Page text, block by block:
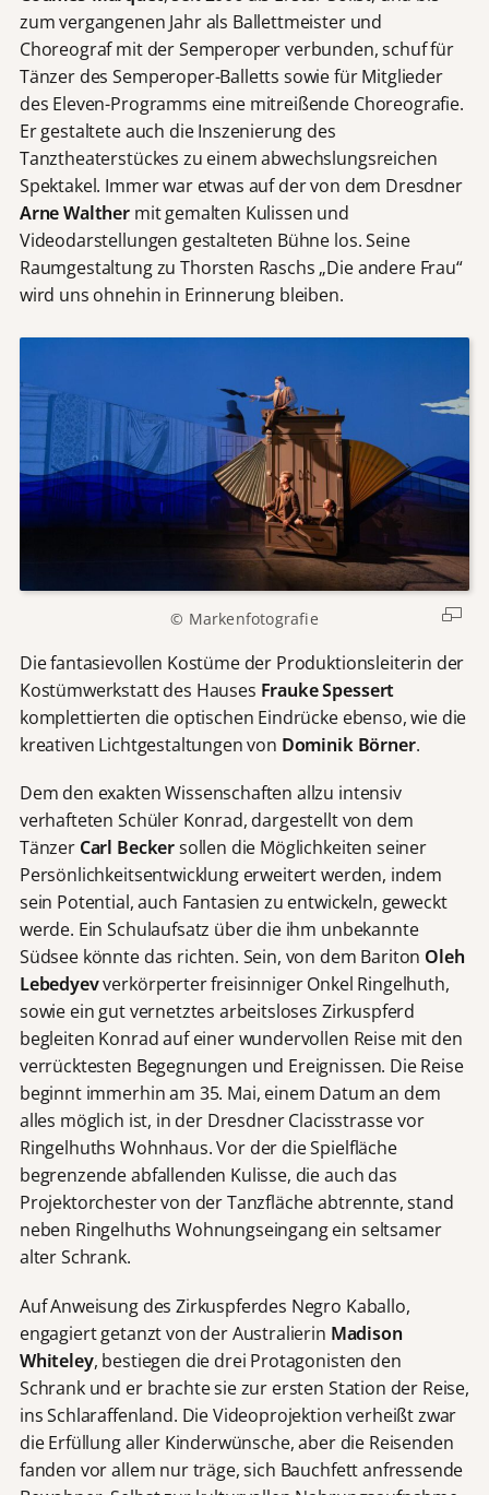
zum vergangenen Jahr als Ballettmeister und
Choreograf mit der Semperoper verbunden, schuf für
Tänzer des Semperoper-Balletts sowie für Mitglieder
des Eleven-Programms eine mitreißende Choreografie.
Er gestaltete auch die Inszenierung des
Tanztheaterstückes zu einem abwechslungsreichen
Spektakel. Immer war etwas auf der von dem Dresdner
Arne Walther mit gemalten Kulissen und
Videodarstellungen gestalteten Bühne los. Seine
Raumgestaltung zu Thorsten Raschs „Die andere Frau“
wird uns ohnehin in Erinnerung bleiben.
© Markenfotografie
Die fantasievollen Kostüme der Produktionsleiterin der
Kostümwerkstatt des Hauses Frauke Spessert
komplettierten die optischen Eindrücke ebenso, wie die
kreativen Lichtgestaltungen von Dominik Börner.
Dem den exakten Wissenschaften allzu intensiv
verhafteten Schüler Konrad, dargestellt von dem
Tänzer Carl Beckersollen die Möglichkeiten seiner
Persönlichkeitsentwicklung erweitert werden, indem
sein Potential, auch Fantasien zu entwickeln, geweckt
werde. Ein Schulaufsatz über die ihm unbekannte
Südsee könnte das richten. Sein, von dem Bariton Oleh
Lebedyevverkörperter freisinniger Onkel Ringelhuth,
sowie ein gut vernetztes arbeitsloses Zirkuspferd
begleiten Konrad auf einer wundervollen Reise mit den
verrücktesten Begegnungen und Ereignissen. Die Reise
beginnt immerhin am 35. Mai, einem Datum an dem
alles möglich ist, in der Dresdner Clacisstrasse vor
Ringelhuths Wohnhaus. Vor der die Spielfläche
begrenzende abfallenden Kulisse, die auch das
Projektorchester von der Tanzfläche abtrennte, stand
neben Ringelhuths Wohnungseingang ein seltsamer
alter Schrank.
Auf Anweisung des Zirkuspferdes Negro Kaballo,
engagiert getanzt von der Australierin Madison
Whiteley, bestiegen die drei Protagonisten den
Schrank und er brachte sie zur ersten Station der Reise,
ins Schlaraffenland. Die Videoprojektion verheißt zwar
die Erfüllung aller Kinderwünsche, aber die Reisenden
fanden vor allem nur träge, sich Bauchfett anfressende